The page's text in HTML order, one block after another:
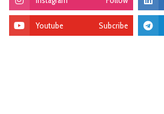
Youtube Subcribe